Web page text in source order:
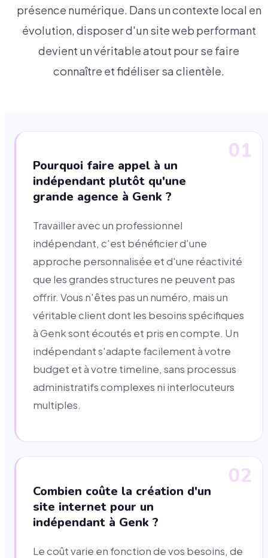
présence numérique. Dans un contexte local en
évolution, disposer d'un site web performant
devient un véritable atout pour se faire
connaître et fidéliser sa clientèle.
01
Pourquoi faire appel à un
indépendant plutôt qu'une
grande agence à Genk ?
Travailler avec un professionnel
indépendant, c'est bénéficier d'une
approche personnalisée et d'une réactivité
que les grandes structures ne peuvent pas
offrir. Vous n'êtes pas un numéro, mais un
véritable client dont les besoins spécifiques
à Genk sont écoutés et pris en compte. Un
indépendant s'adapte facilement à votre
budget et à votre timeline, sans processus
administratifs complexes ni interlocuteurs
multiples.
02
Combien coûte la création d'un
site internet pour un
indépendant à Genk ?
Le coût varie en fonction de vos besoins, de